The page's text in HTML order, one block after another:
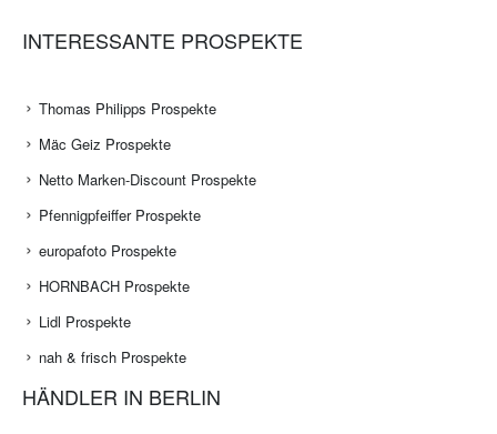
INTERESSANTE PROSPEKTE
Thomas Philipps Prospekte
Mäc Geiz Prospekte
Netto Marken-Discount Prospekte
Pfennigpfeiffer Prospekte
europafoto Prospekte
HORNBACH Prospekte
Lidl Prospekte
nah & frisch Prospekte
HÄNDLER IN BERLIN